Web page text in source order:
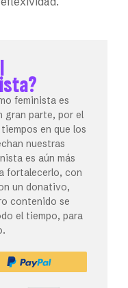
feminista es
gran parte, por el
en que los
nuestras
es aún más
fortalecerlo, con
un donativo,
contenido se
el tiempo, para